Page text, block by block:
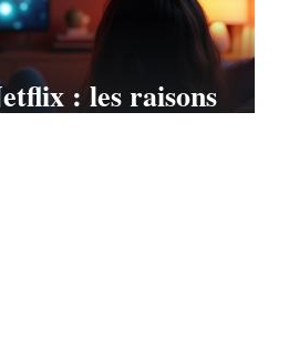
: les raisons
sur la